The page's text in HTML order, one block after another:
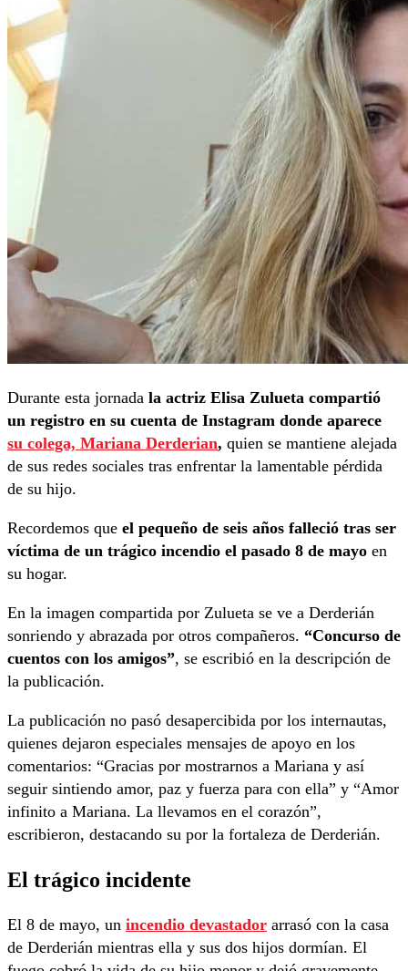
Durante esta jornada la actriz Elisa Zulueta compartió
un registro en su cuenta de Instagram donde aparece
su colega, Mariana Derderian, quien se mantiene alejada
de sus redes sociales tras enfrentar la lamentable pérdida
de su hijo.
Recordemos que el pequeño de seis años falleció tras ser
víctima de un trágico incendio el pasado 8 de mayo en
su hogar.
En la imagen compartida por Zulueta se ve a Derderián
sonriendo y abrazada por otros compañeros. “Concurso de
cuentos con los amigos”, se escribió en la descripción de
la publicación.
La publicación no pasó desapercibida por los internautas,
quienes dejaron especiales mensajes de apoyo en los
comentarios: “Gracias por mostrarnos a Mariana y así
seguir sintiendo amor, paz y fuerza para con ella” y “Amor
infinito a Mariana. La llevamos en el corazón”,
escribieron, destacando su por la fortaleza de Derderián.
El trágico incidente
El 8 de mayo, un incendio devastador arrasó con la casa
de Derderián mientras ella y sus dos hijos dormían. El